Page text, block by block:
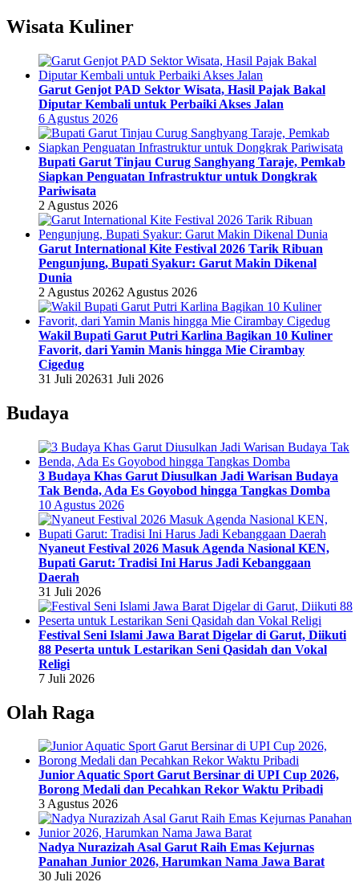
Wisata Kuliner
Garut Genjot PAD Sektor Wisata, Hasil Pajak Bakal
Diputar Kembali untuk Perbaiki Akses Jalan
6 Agustus 2026
Bupati Garut Tinjau Curug Sanghyang Taraje, Pemkab
Siapkan Penguatan Infrastruktur untuk Dongkrak
Pariwisata
2 Agustus 2026
Garut International Kite Festival 2026 Tarik Ribuan
Pengunjung, Bupati Syakur: Garut Makin Dikenal
Dunia
2 Agustus 20262 Agustus 2026
Wakil Bupati Garut Putri Karlina Bagikan 10 Kuliner
Favorit, dari Yamin Manis hingga Mie Cirambay
Cigedug
31 Juli 202631 Juli 2026
Budaya
3 Budaya Khas Garut Diusulkan Jadi Warisan Budaya
Tak Benda, Ada Es Goyobod hingga Tangkas Domba
10 Agustus 2026
Nyaneut Festival 2026 Masuk Agenda Nasional KEN,
Bupati Garut: Tradisi Ini Harus Jadi Kebanggaan
Daerah
31 Juli 2026
Festival Seni Islami Jawa Barat Digelar di Garut, Diikuti
88 Peserta untuk Lestarikan Seni Qasidah dan Vokal
Religi
7 Juli 2026
Olah Raga
Junior Aquatic Sport Garut Bersinar di UPI Cup 2026,
Borong Medali dan Pecahkan Rekor Waktu Pribadi
3 Agustus 2026
Nadya Nurazizah Asal Garut Raih Emas Kejurnas
Panahan Junior 2026, Harumkan Nama Jawa Barat
30 Juli 2026